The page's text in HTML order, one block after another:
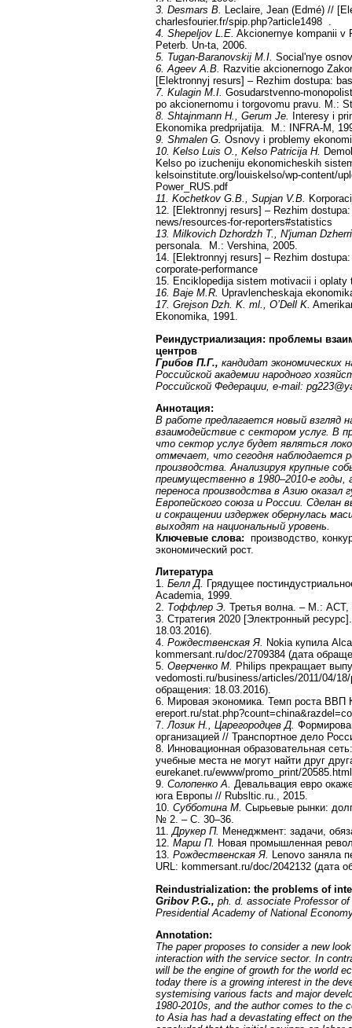
3. Desmars B. Leclaire, Jean (Edmé) //
charlesfourier.fr/spip.php?article1498 .
4. Shepeljov L.E. Akcionernye kompanii v
Peterb. Un-ta, 2006.
5. Tugan-Baranovskij M.I. Social'nye
6. Ageev A.B. Razvitie akcionernogo
[Elektronnyj resurs] – Rezhim dostupa:
7. Kulagin M.I. Gosudarstvenno-
po akcionernomu i torgovomu pravu. M.:
8. Shtajnmann H., Gerum Je.
Interesy i
Ekonomika predprijatija. M.: INFRA-M,
9. Shmalen G. Osnovy i problemy
10. Kelso Luis O., Kelso Patricija H.
Kelso po izucheniju ekonomicheskih
kelsoinstitute.org/louiskelso/wp-content/
Power_RUS.pdf
11. Kochetkov G.B., Supjan V.B.
12. [Elektronnyj resurs] – Rezhim
news/resources-for-reporters#statistics
13. Milkovich Dzhordzh T., N'juman
personala. M.: Vershina, 2005.
14. [Elektronnyj resurs] – Rezhim
corporate-performance
15. Enciklopedija sistem motivacii i
16. Baje M.R. Upravlencheskaja
17. Grejson Dzh. K. ml., O’Dell K.
Ekonomika, 1991.
Реиндустриализация: проблемы
центров
Грибов П.Г., кандидат экономических
Российской академии народного
Российской Федерации, e-mail:
Аннотация:
В работе предлагается новый взгляд
взаимодействие с сектором услуг. В
что сектор услуг будет являться
отмечает, что сегодня наблюдается
производства. Анализируя крупные
преимущественно в 1980–2010-е годы,
переноса производства в Азию
Европейского союза и России. Сделан
и сокращении издержек обернулась
выходят на национальный уровень.
Ключевые слова: производство,
экономический рост.
Литература
1. Белл Д. Грядущее
Academia, 1999.
2. Тоффлер Э. Третья волна. – М.: АСТ,
3. Стратегия 2020 [Электронный
18.03.2016).
4. Рождественская Я. Nokia купила
kommersant.ru/doc/2709384 (дата
5. Оверченко М. Philips прекращает
vedomosti.ru/business/articles/2011/04/
обращения: 18.03.2016).
6. Мировая экономика. Темп роста ВВП
ereport.ru/
7.Лозик Н., Царегородцев Д.
организацией // Транспортное дело
8. Инновационная образовательная
учебные места не могут найти друг
eurekanet.ru/ewww/promo_print/
9. Солопенко А. Девальвация евро
юга Европы // Rubsltic.ru., 2015.
10. Субботина М. Сырьевые рынки:
№ 2. – С. 30–36.
11.Друкер П. Менеджмент: задачи,
12. Марш П. Новая промышленная
13. Рождественская Я. Lenovo заняла
URL: kommersant.ru/doc/2042132 (дата
Reindustrialization: the problems of
Gribov P.G., ph. d. associate Professor
Presidential Academy of National
Annotation:
The paper proposes to consider a new
interaction with the service sector. In
will be the engine of growth for the world
today there is a growing interest in the
systemising various facts and major
1980-2010s, and the author comes to the
to Asia has had a devastating effect on